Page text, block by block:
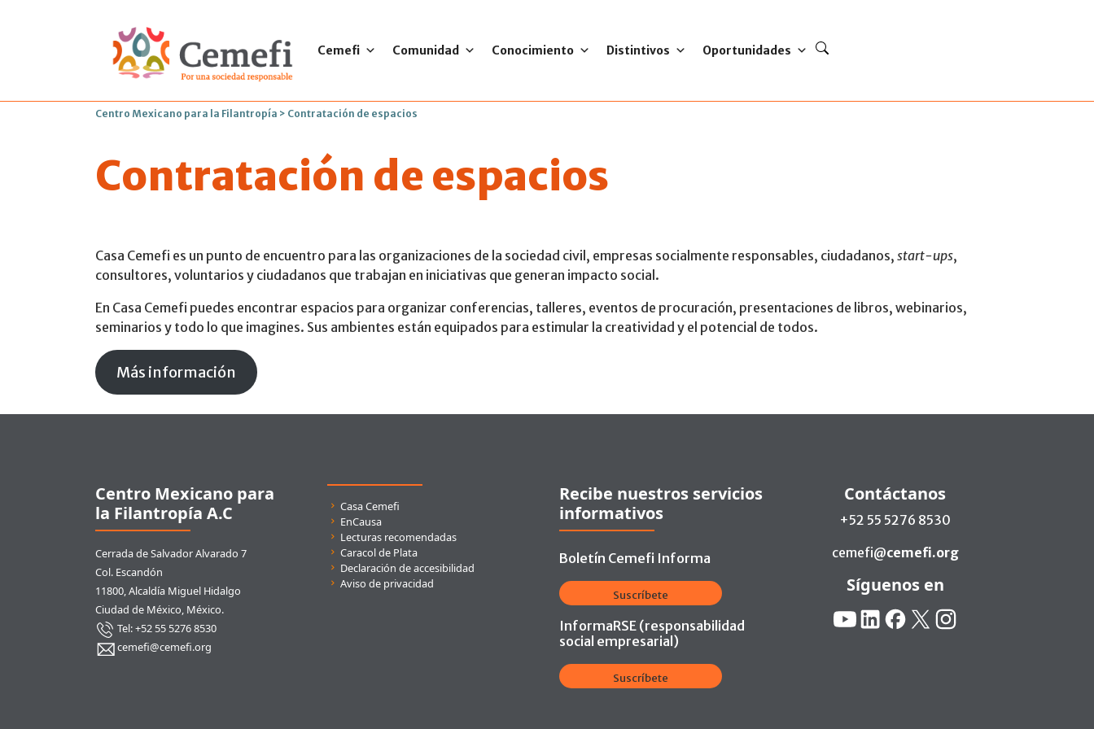
Cemefi Comunidad Conocimiento Distintivos Oportunidades
Centro Mexicano para la Filantropía > Contratación de espacios
Contratación de espacios
Casa Cemefi es un punto de encuentro para las organizaciones de la sociedad civil, empresas socialmente responsables, ciudadanos, start-ups,
consultores, voluntarios y ciudadanos que trabajan en iniciativas que generan impacto social.
En Casa Cemefi puedes encontrar espacios para organizar conferencias, talleres, eventos de procuración, presentaciones de libros, webinarios,
seminarios y todo lo que imagines. Sus ambientes están equipados para estimular la creatividad y el potencial de todos.
Más información
Centro Mexicano para
la Filantropía A.C
Cerrada de Salvador Alvarado 7
Col. Escandón
11800, Alcaldía Miguel Hidalgo
Ciudad de México, México.
Tel: +52 55 5276 8530
cemefi@cemefi.org
Enlaces rápidos
Casa Cemefi
EnCausa
Lecturas recomendadas
Caracol de Plata
Declaración de accesibilidad
Aviso de privacidad
Recibe nuestros servicios
informativos
Boletín Cemefi Informa
Suscríbete
InformaRSE (responsabilidad
social empresarial)
Suscríbete
Contáctanos
+52 55 5276 8530
cemefi@cemefi.org
Síguenos en
Redes Sociales:
YouTubeLinkedinFacebook
X Instagram